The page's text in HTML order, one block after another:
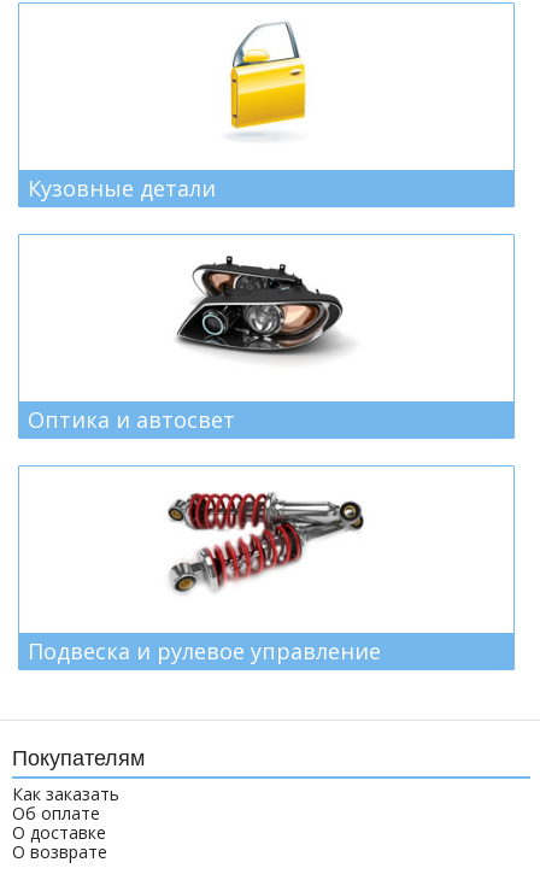
Кузовные детали
Оптика и автосвет
Подвеска и рулевое управление
Покупателям
Как заказать
Об оплате
О доставке
О возврате